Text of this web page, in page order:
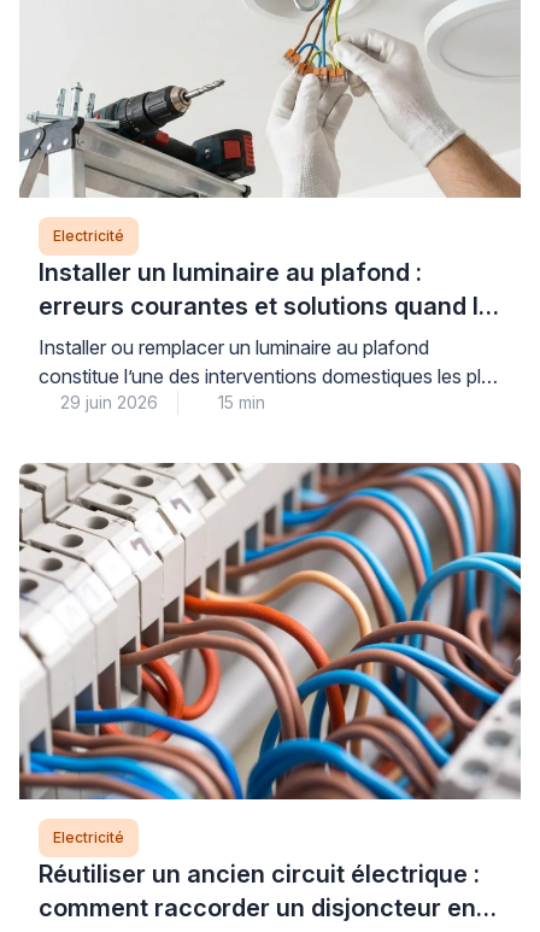
Electricité
Installer un luminaire au plafond :
erreurs courantes et solutions quand le
support bloque
Installer ou remplacer un luminaire au plafond
constitue l’une des interventions domestiques les plus
courantes, mais elle soulève des questions légitimes
Lorsque le support résiste au perçage, que le
système de raccordement semble incompréhensible
ou que le poids du luminaire vous inquiète, il est
parfaitement légitime d’hésiter […]
29 juin 2026 15 min
Electricité
Réutiliser un ancien circuit électrique :
comment raccorder un disjoncteur en